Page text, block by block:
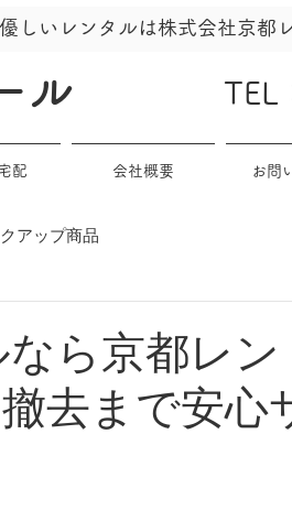
しいレンタルは株式会社京都
ル TEL
配 会社概要 お問
アップ商品
ら京都レン
去まで安心